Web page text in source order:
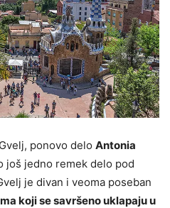
ponovo delo Antonia
još jedno remek delo pod
je divan i veoma poseban
koji se savršeno uklapaju u